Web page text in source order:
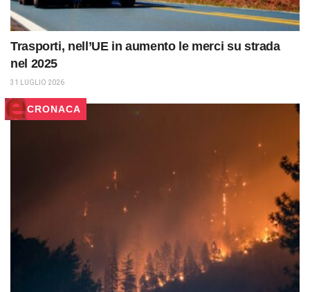
Trasporti, nell’UE in aumento le merci su strada
nel 2025
31 LUGLIO 2026
CRONACA